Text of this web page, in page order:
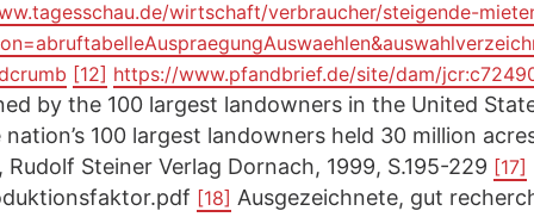
wirtschaft/verbraucher/steigende-
[12] https://www.pfandbrief.de/site/dam/
by the 100 largest landowners in the United
100 largest landowners held 30 million
Steiner Verlag Dornach, 1999, S.195-229 [17]
[18] Ausgezeichnete, gut